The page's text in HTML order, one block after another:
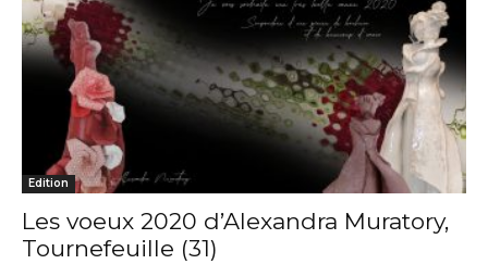
Edition
Les voeux 2020 d’Alexandra Muratory,
Tournefeuille (31)